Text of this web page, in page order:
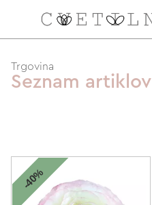
Trgovina
Seznam artiklov
-40%